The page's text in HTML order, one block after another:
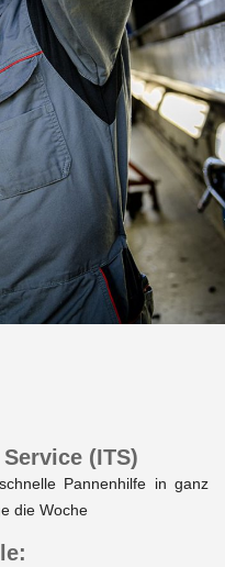
(ITS)
Pannenhilfe in ganz
die Woche